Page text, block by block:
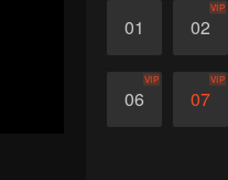
01 02
VIP
06
VIP
07
VIP